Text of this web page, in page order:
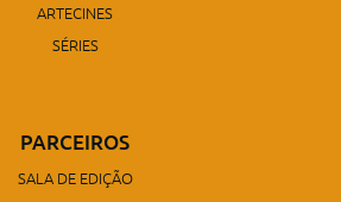
ARTECINES
SÉRIES
PARCEIROS
SALA DE EDIÇÃO